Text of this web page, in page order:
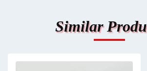
Similar